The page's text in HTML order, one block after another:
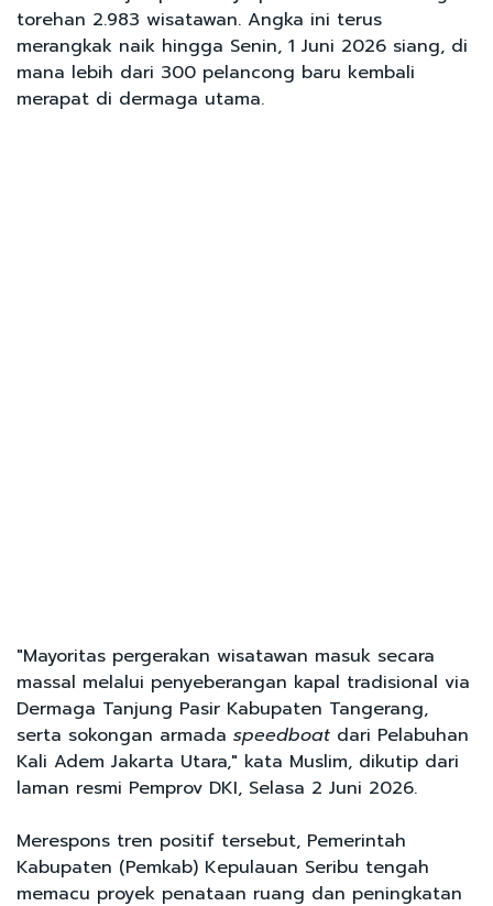
torehan 2.983 wisatawan. Angka ini terus
merangkak naik hingga Senin, 1 Juni 2026 siang, di
mana lebih dari 300 pelancong baru kembali
merapat di dermaga utama.
"Mayoritas pergerakan wisatawan masuk secara
massal melalui penyeberangan kapal tradisional via
Dermaga Tanjung Pasir Kabupaten Tangerang,
serta sokongan armada speedboat dari Pelabuhan
Kali Adem Jakarta Utara," kata Muslim, dikutip dari
laman resmi Pemprov DKI, Selasa 2 Juni 2026.
Merespons tren positif tersebut, Pemerintah
Kabupaten (Pemkab) Kepulauan Seribu tengah
memacu proyek penataan ruang dan peningkatan